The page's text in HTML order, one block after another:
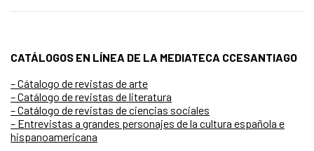
CATÁLOGOS EN LÍNEA DE LA MEDIATECA CCESANTIAGO
– Cátalogo de revistas de arte
– Catálogo de revistas de literatura
– Catálogo de revistas de ciencias sociales
– Entrevistas a grandes personajes de la cultura española e
hispanoamericana